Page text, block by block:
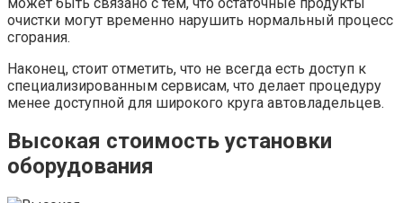
очистки могут временно нарушить нормальный процесс
сгорания.
Наконец, стоит отметить, что не всегда есть доступ к
специализированным сервисам, что делает процедуру
менее доступной для широкого круга автовладельцев.
Высокая стоимость установки
оборудования